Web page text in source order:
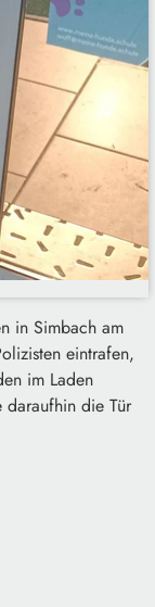
in Simbach am
eintrafen,
im Laden
die Tür